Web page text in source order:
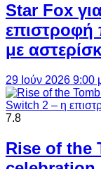
Star Fox
επιστροφή
με
29 Ιούν 2026 9:00
7.8
Rise of the